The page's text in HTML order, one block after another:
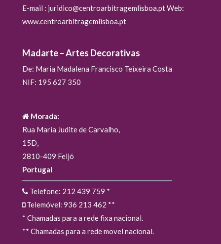
E-mail : juridico@centroarbitragemlisboa.pt Web:
www.centroarbitragemlisboa.pt
Madarte – Artes Decorativas
De: Maria Madalena Francisco Teixeira Costa
NIF: 195 627 350
Morada:
Rua Maria Judite de Carvalho,
15D,
2810-409 Feijó
Portugal
Telefone: 212 439 759 *
Telemóvel: 936 213 462 **
* Chamadas para a rede fixa nacional.
** Chamadas para a rede movel nacional.